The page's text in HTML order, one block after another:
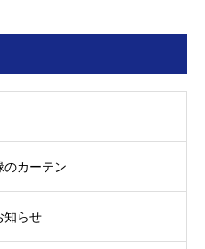
のカーテン
知らせ